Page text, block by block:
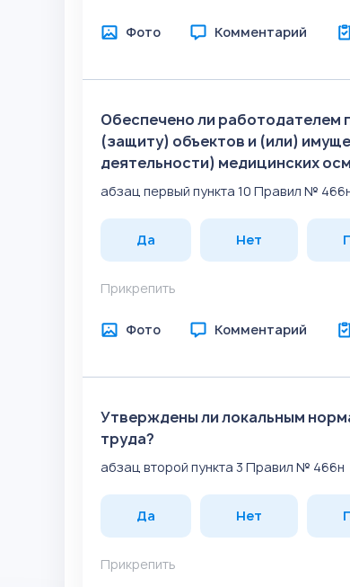
Фото Комментарий
Обеспечено ли
(защиту) объектов и (или)
деятельности) медицинских
абзац первый пункта 10 Правил №
Да Нет
Прикрепить
Фото Комментарий
Утверждены ли локальным
труда?
абзац второй пункта 3 Правил № 466н
Да Нет
Прикрепить